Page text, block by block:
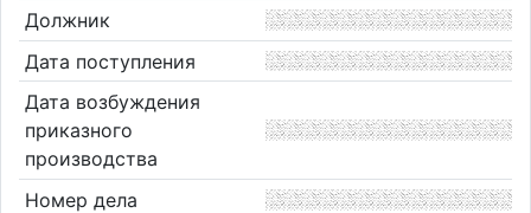
Должник
Дата поступления
Дата возбуждения
приказного
производства
Номер дела